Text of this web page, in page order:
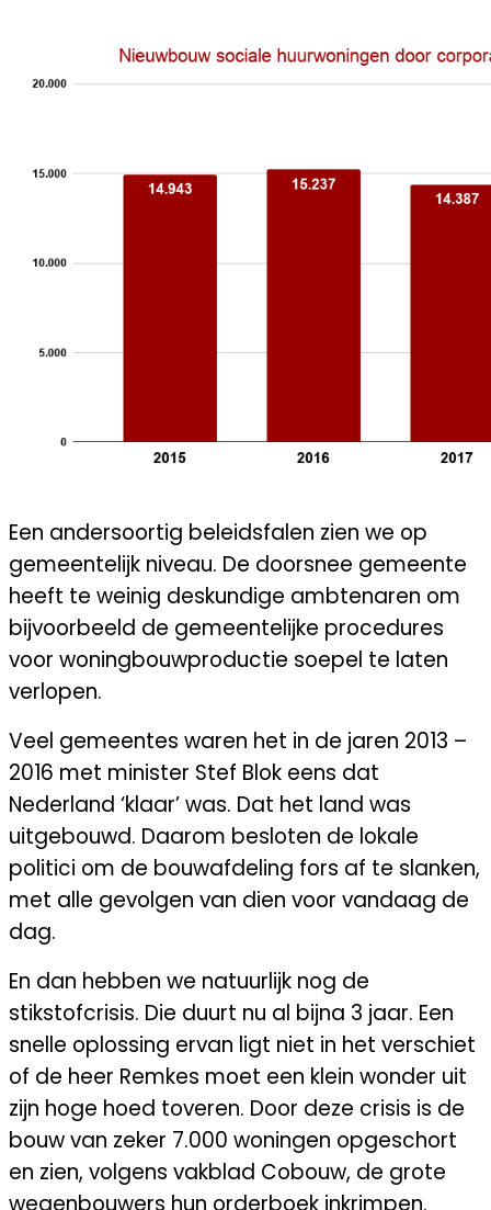
Een andersoortig beleidsfalen zien we op
gemeentelijk niveau. De doorsnee gemeente
heeft te weinig deskundige ambtenaren om
bijvoorbeeld de gemeentelijke procedures
voor woningbouwproductie soepel te laten
verlopen.
Veel gemeentes waren het in de jaren 2013 –
2016 met minister Stef Blok eens dat
Nederland ‘klaar’ was. Dat het land was
uitgebouwd. Daarom besloten de lokale
politici om de bouwafdeling fors af te slanken,
met alle gevolgen van dien voor vandaag de
dag.
En dan hebben we natuurlijk nog de
stikstofcrisis. Die duurt nu al bijna 3 jaar. Een
snelle oplossing ervan ligt niet in het verschiet
of de heer Remkes moet een klein wonder uit
zijn hoge hoed toveren. Door deze crisis is de
bouw van zeker 7.000 woningen opgeschort
en zien, volgens vakblad Cobouw, de grote
wegenbouwers hun orderboek inkrimpen.